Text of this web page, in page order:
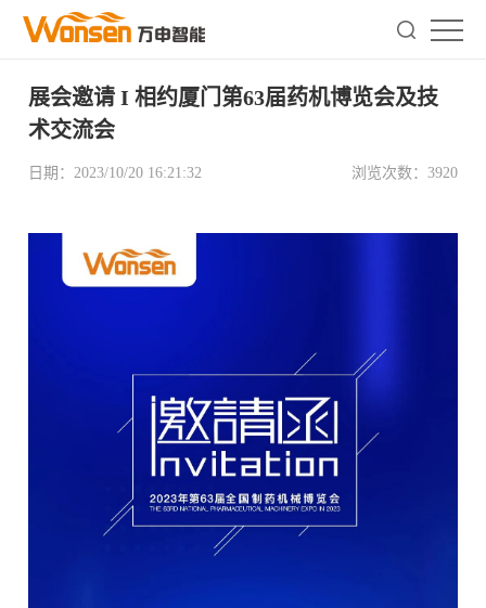
展会邀请 I 相约厦门第63届药机博览会及技
术交流会
日期：2023/10/20 16:21:32 浏览次数： 3920